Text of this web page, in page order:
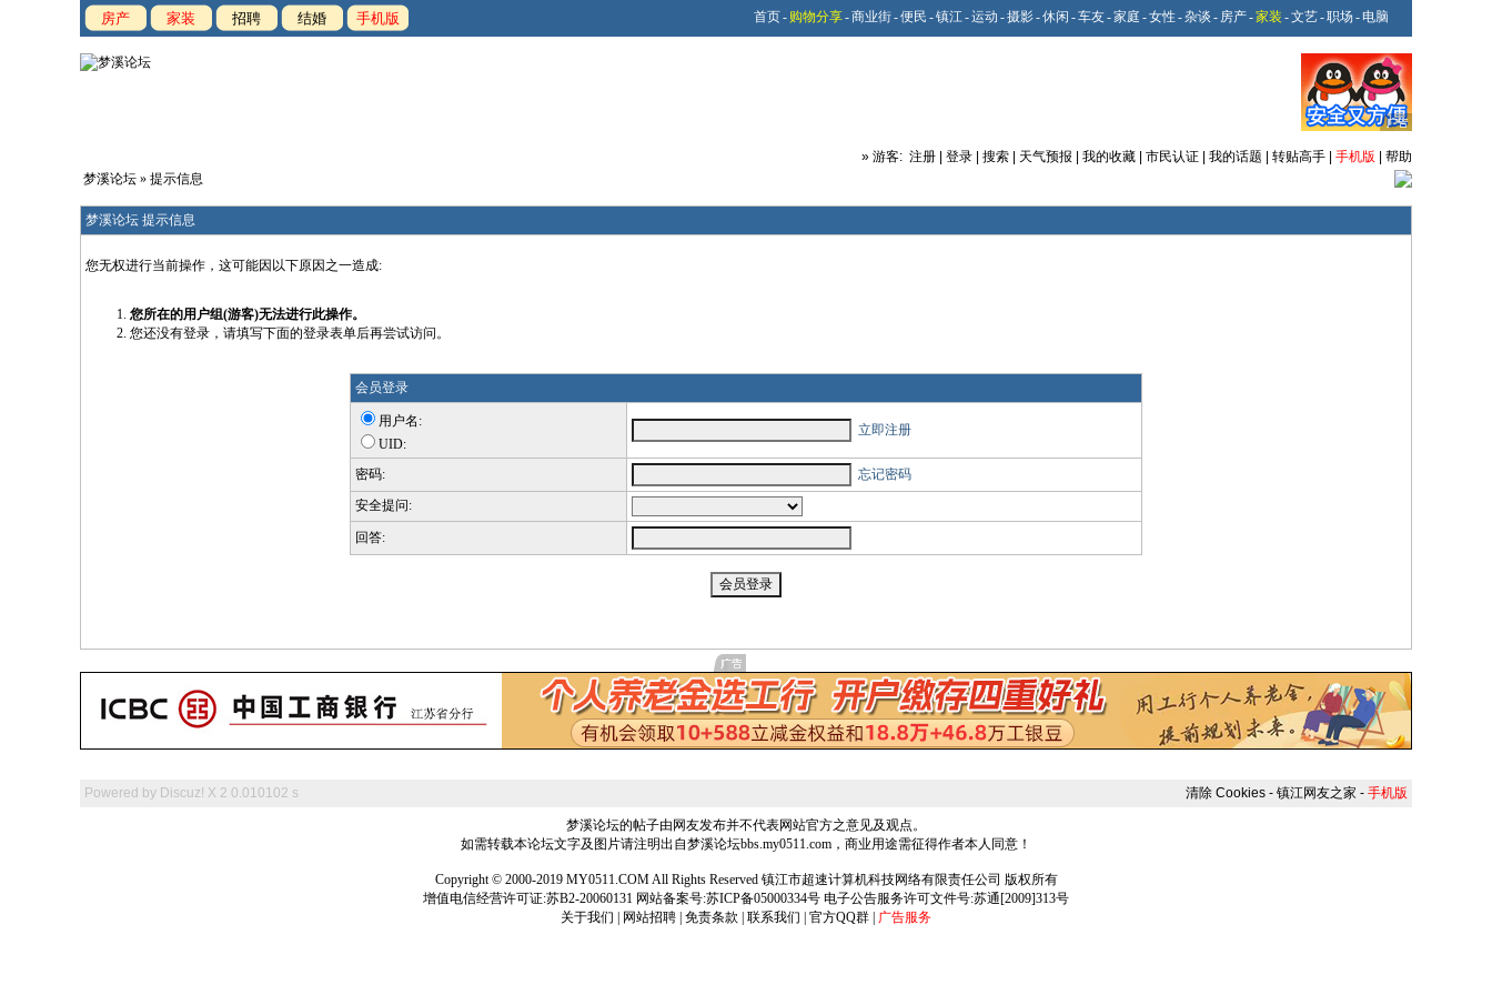
房产 家装 招聘 结婚 手机版 首页- 购物分享-商业街-便民 -镇江-运动 -摄影-休闲 -车友-家庭 -女性 -杂谈 - 房产-家装 -文艺-职场 - 电脑
» 游客: 注册 登录 搜索 天气预报 我的收藏 市民认证 我的话题 转贴高手 手机版
帮助
梦溪论坛 » 提示信息
梦溪论坛 提示信息
您无权进行当前操作，这可能因以下原因之一造成:
您所在的用户组(游客)无法进行此操作。
您还没有登录，请填写下面的登录表单后再尝试访问。
会员登录
用户名:
UID:
立即注册
密码:
忘记密码
安全提问:
回答:
Powered by Discuz! X 2 0.010102 s 清除 Cookies - 镇江网友之家 - 手机版
梦溪论坛的帖子由网友发布并不代表网站官方之意见及观点。
如需转载本论坛文字及图片请注明出自梦溪论坛bbs.my0511.com，商业用途需征得作者本人同意！
Copyright © 2000-2019 MY0511.COM All Rights Reserved 镇江市超速计算机科技网络有限责任公司 版权所有
增值电信经营许可证:苏B2-20060131 网站备案号:苏ICP备05000334号 电子公告服务许可文件号:苏通[2009]313号
关于我们
网站招聘 免责条款 联系我们 官方QQ群 广告服务